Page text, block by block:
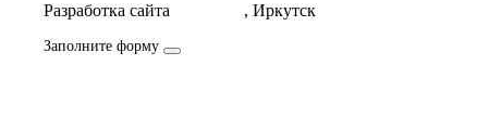
Разработка сайта , Иркутск
Заполните форму